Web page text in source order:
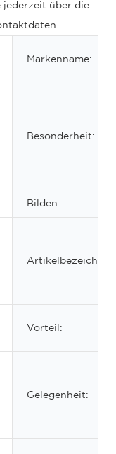
jederzeit über die
Markenname:
Besonderheit:
Bilden:
Vorteil:
Gelegenheit: